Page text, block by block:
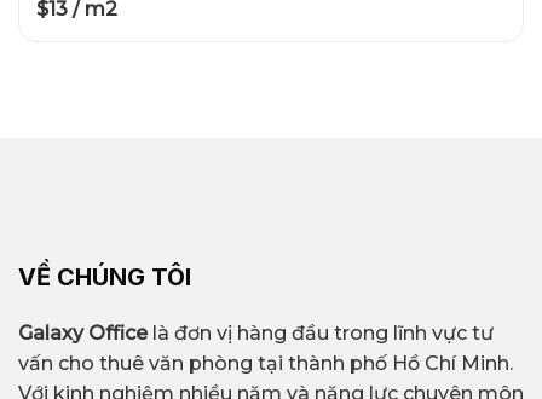
$13 / m2
VỀ CHÚNG TÔI
Galaxy Officelà đơn vị hàng đầu trong lĩnh vực tư
vấn cho thuê văn phòng tại thành phố Hồ Chí Minh.
Với kinh nghiệm nhiều năm và năng lực chuyên môn